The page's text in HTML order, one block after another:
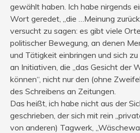
gewählt haben. Ich habe nirgends
Wort geredet, „die …Meinung
versucht zu sagen: es gibt viele
politischer Bewegung, an denen
und Tätigkeit einbringen und sich
an Initiativen, die „das Gesicht der
können“, nicht nur den (ohne
des Schreibens an Zeitungen.
Das heißt, ich habe nicht aus der
geschrieben, der sich mit rein
von anderen) Tagwerk,